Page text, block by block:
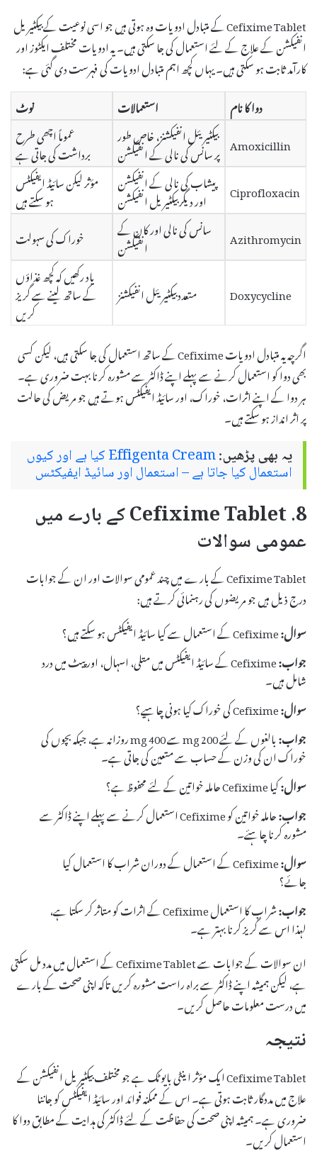
Cefixime Tablet کے متبادل ادویات وہ ہوتی ہیں جو اسی نوعیت کے بیکٹیریل
انفیکشن کے علاج کے لئے استعمال کی جا سکتی ہیں۔ یہ ادویات مختلف ایکٹوز اور
کارآمد ثابت ہو سکتی ہیں۔ یہاں کچھ اہم متبادل ادویات کی فہرست دی گئی ہے:
دوا کا نام
استعمالات
نوٹ
Amoxicillin بیکٹیریئل انفیکشنز، خاص طور
پر سانس کی نالی کے انفیکشن
عموماً اچھی طرح
برداشت کی جاتی ہے
Ciprofloxacin پیشاب کی نالی کے انفیکشن
اور دیگر بیکٹیریل انفیکشن
مؤثر لیکن سائیڈ ایفیکٹس
ہو سکتے ہیں
Azithromycin
سانس کی نالی اور کان کے
انفیکشن خوراک کی سہولت
Doxycycline متعدد بیکٹیریئل انفیکشنز
یاد رکھیں کہ کچھ غذاؤں
کے ساتھ لینے سے گریز
کریں
اگرچہ یہ متبادل ادویات Cefixime کے ساتھ استعمال کی جا سکتی ہیں، لیکن کسی
بھی دوا کو استعمال کرنے سے پہلے اپنے ڈاکٹر سے مشورہ کرنا بہت ضروری ہے۔
ہر دوا کے اپنے اثرات، خوراک، اور سائیڈ ایفیکٹس ہوتے ہیں جو مریض کی حالت
پر اثر انداز ہو سکتے ہیں۔
یہ بھی پڑھیں: Effigenta Cream کیا ہے اور کیوں
استعمال کیا جاتا ہے – استعمال اور سائیڈ ایفیکٹس
8. Cefixime Tablet کے بارے میں
عمومی سوالات
Cefixime Tablet کے بارے میں چند عمومی سوالات اور ان کے جوابات
درج ذیل ہیں جو مریضوں کی رہنمائی کرتے ہیں:
سوال:
جواب:
Cefixime کے سائیڈ ایفیکٹس میں متلی، اسہال، اور پیٹ میں درد
شامل ہیں۔
سوال:
جواب:
بالغوں کے لئے 200 mg سے 400 mg روزانہ ہے، جبکہ بچوں کی
خوراک ان کی وزن کے حساب سے متعین کی جاتی ہے۔
سوال:کیا Cefixime حاملہ خواتین کے لئے محفوظ ہے؟
جواب:
حاملہ خواتین کو Cefixime استعمال کرنے سے پہلے اپنے ڈاکٹر سے
مشورہ کرنا چاہئے۔
سوال:
Cefixime کے استعمال کے دوران شراب کا استعمال کیا
جائے؟
جواب:
شراب کا استعمال Cefixime کے اثرات کو متاثر کر سکتا ہے،
لہذا اس سے گریز کرنا بہتر ہے۔
ان سوالات کے جوابات سے Cefixime Tablet کے استعمال میں مدد مل سکتی
ہے، لیکن ہمیشہ اپنے ڈاکٹر سے براہ راست مشورہ کریں تاکہ اپنی صحت کے بارے
میں درست معلومات حاصل کریں۔
نتیجہ
Cefixime Tablet ایک مؤثر اینٹی بایوٹک ہے جو مختلف بیکٹیریل انفیکشن کے
علاج میں مددگار ثابت ہوتی ہے۔ اس کے ممکنہ فوائد اور سائیڈ ایفیکٹس کو جاننا
ضروری ہے۔ ہمیشہ اپنی صحت کی حفاظت کے لئے ڈاکٹر کی ہدایت کے مطابق دوا کا
استعمال کریں۔